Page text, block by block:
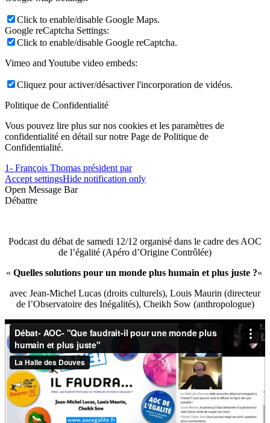
Click to enable/disable Google Maps.
Google reCaptcha Settings:
Click to enable/disable Google reCaptcha.
Vimeo and Youtube video embeds:
Cliquez pour activer/désactiver l'incorporation de vidéos.
Politique de Confidentialité
Vous pouvez lire plus sur nos cookies et les paramètres de
confidentialité en détail sur notre Page de Politique de
Confidentialité.
1- François Thomas président par
Accept settingsHide notification only
Open Message Bar
Débattre
Podcast du débat de samedi 12/12 organisé dans le cadre des AOC
de l’égalité (Apéro d’Origine Contrôlée)
« Quelles solutions pour un monde plus humain et plus juste ?«
avec Jean-Michel Lucas (droits culturels), Louis Maurin (directeur
de l’Observatoire des Inégalités), Cheikh Sow (anthropologue)